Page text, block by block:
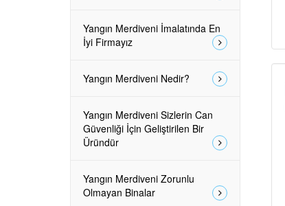
Yangın Merdiveni İmalatında En
İyi Firmayız
Yangın Merdiveni Nedir?
Yangın Merdiveni Sizlerin Can
Güvenliği İçin Geliştirilen Bir
Üründür
Yangın Merdiveni Zorunlu
Olmayan Binalar